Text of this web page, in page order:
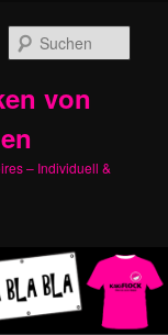
von
– Individuell &